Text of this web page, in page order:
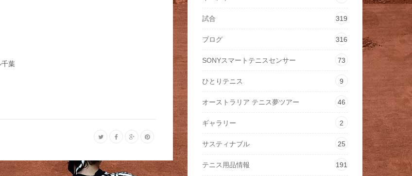
葉
試合 319
ブログ 316
SONYスマートテニスセンサー 73
ひとりテニス 9
オーストラリア テニス夢ツアー 46
ギャラリー 2
サスティナブル 25
テニス用品情報 191